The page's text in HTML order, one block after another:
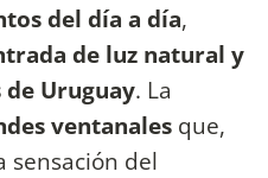
del día a día,
de luz natural y
de Uruguay. La
ventanales que,
sensación del